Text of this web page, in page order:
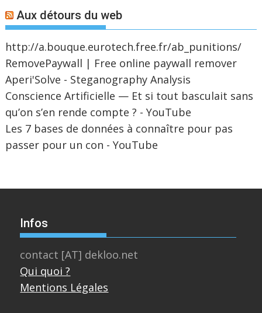
Aux détours du web
http://a.bouque.eurotech.free.fr/ab_punitions/
RemovePaywall | Free online paywall remover
Aperi'Solve - Steganography Analysis
Conscience Artificielle — Et si tout basculait sans
qu’on s’en rende compte ? - YouTube
Les 7 bases de données à connaître pour pas
passer pour un con - YouTube
Infos
contact [AT] dekloo.net
Qui quoi ?
Mentions Légales